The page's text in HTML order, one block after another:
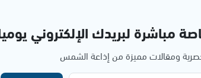
مباشرة لبريدك الإلكتروني
ومقالات مميزة من إذاعة الشمس